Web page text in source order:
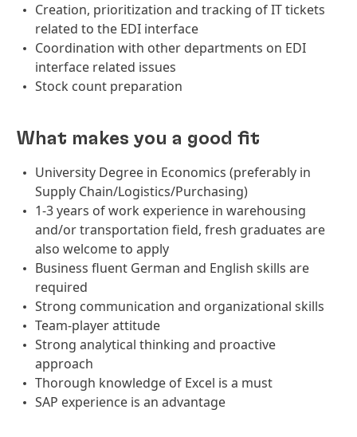
Creation, prioritization and tracking of IT tickets
related to the EDI interface
Coordination with other departments on EDI
interface related issues
Stock count preparation
What makes you a good fit
University Degree in Economics (preferably in
Supply Chain/Logistics/Purchasing)
1-3 years of work experience in warehousing
and/or transportation field, fresh graduates are
also welcome to apply
Business fluent German and English skills are
required
Strong communication and organizational skills
Team-player attitude
Strong analytical thinking and proactive
approach
Thorough knowledge of Excel is a must
SAP experience is an advantage